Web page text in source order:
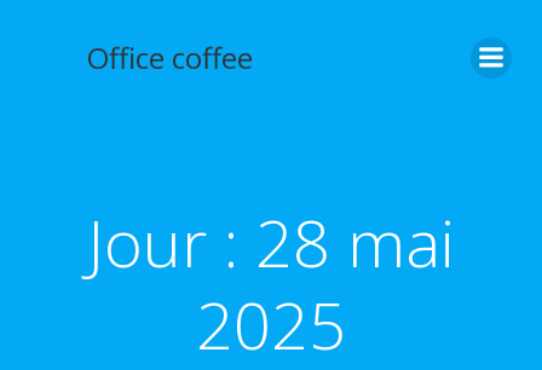
Office coffee
Jour : 28 mai
2025